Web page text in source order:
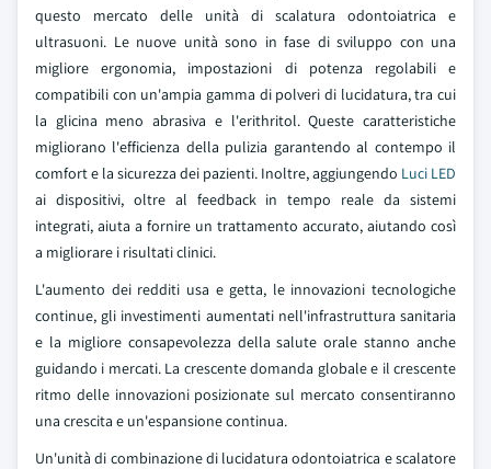
questo mercato delle unità di scalatura odontoiatrica e
ultrasuoni. Le nuove unità sono in fase di sviluppo con una
migliore ergonomia, impostazioni di potenza regolabili e
compatibili con un'ampia gamma di polveri di lucidatura, tra cui
la glicina meno abrasiva e l'erithritol. Queste caratteristiche
migliorano l'efficienza della pulizia garantendo al contempo il
comfort e la sicurezza dei pazienti. Inoltre, aggiungendo Luci LED
ai dispositivi, oltre al feedback in tempo reale da sistemi
integrati, aiuta a fornire un trattamento accurato, aiutando così
a migliorare i risultati clinici.
L'aumento dei redditi usa e getta, le innovazioni tecnologiche
continue, gli investimenti aumentati nell'infrastruttura sanitaria
e la migliore consapevolezza della salute orale stanno anche
guidando i mercati. La crescente domanda globale e il crescente
ritmo delle innovazioni posizionate sul mercato consentiranno
una crescita e un'espansione continua.
Un'unità di combinazione di lucidatura odontoiatrica e scalatore